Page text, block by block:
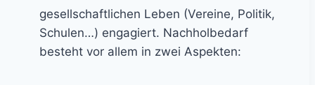
c
h
e
gesellschaftlichen Leben (Vereine, Politik,
Schulen…) engagiert. Nachholbedarf
besteht vor allem in zwei Aspekten: